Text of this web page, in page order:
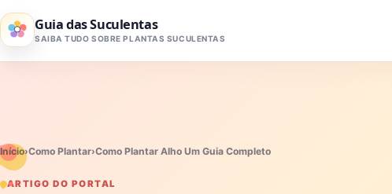
Pular para o conteúdo
Guia das Suculentas
SAIBA TUDO SOBRE PLANTAS SUCULENTAS
Início›Como Plantar›Como Plantar Alho Um Guia Completo
ARTIGO DO PORTAL